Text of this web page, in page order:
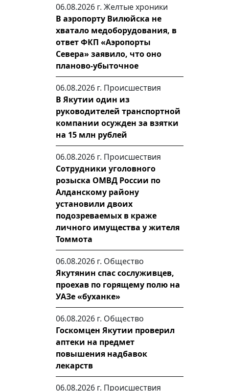
06.08.2026 г. Желтые хроники
В аэропорту Вилюйска не
хватало медоборудования, в
ответ ФКП «Аэропорты
Севера» заявило, что оно
планово-убыточное
06.08.2026 г. Происшествия
В Якутии один из
руководителей транспортной
компании осужден за взятки
на 15 млн рублей
06.08.2026 г. Происшествия
Сотрудники уголовного
розыска ОМВД России по
Алданскому району
установили двоих
подозреваемых в краже
личного имущества у жителя
Томмота
06.08.2026 г. Общество
Якутянин спас сослуживцев,
проехав по горящему полю на
УАЗе «буханке»
06.08.2026 г. Общество
Госкомцен Якутии проверил
аптеки на предмет
повышения надбавок
лекарств
06.08.2026 г. Происшествия